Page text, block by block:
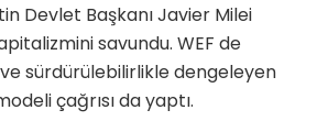
Devlet Başkanı Javier Milei
savundu. WEF de
sürdürülebilirlikle dengeleyen
çağrısı da yaptı.